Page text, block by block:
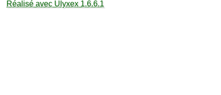
Réalisé avec Ulyxex 1.6.6.1